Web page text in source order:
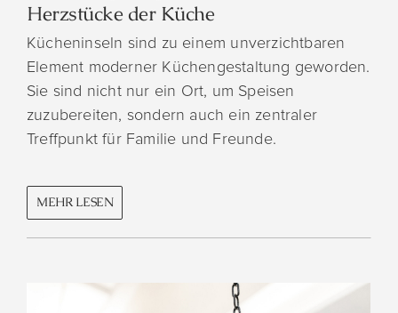
Herzstücke der Küche
Kücheninseln sind zu einem unverzichtbaren
Element moderner Küchengestaltung geworden.
Sie sind nicht nur ein Ort, um Speisen
zuzubereiten, sondern auch ein zentraler
Treffpunkt für Familie und Freunde.
MEHR LESEN